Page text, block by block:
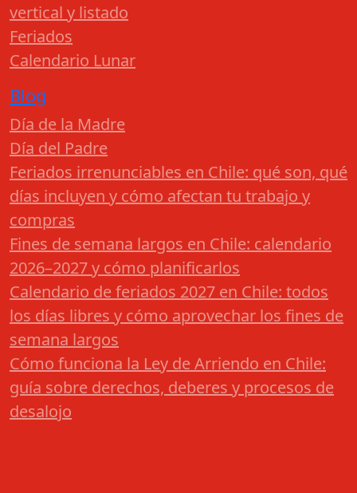
vertical y listado
Feriados
Calendario Lunar
Blog
Día de la Madre
Día del Padre
Feriados irrenunciables en Chile: qué son, qué
días incluyen y cómo afectan tu trabajo y
compras
Fines de semana largos en Chile: calendario
2026–2027 y cómo planificarlos
Calendario de feriados 2027 en Chile: todos
los días libres y cómo aprovechar los fines de
semana largos
Cómo funciona la Ley de Arriendo en Chile:
guía sobre derechos, deberes y procesos de
desalojo